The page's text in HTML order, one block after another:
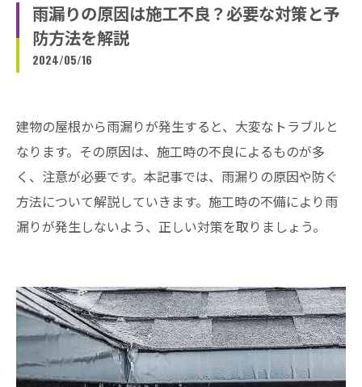
雨漏りの原因は施工不良？必要な対策と予
防方法を解説
2024/05/16
建物の屋根から雨漏りが発生すると、大変なトラブルと
なります。その原因は、施工時の不良によるものが多
く、注意が必要です。本記事では、雨漏りの原因や防ぐ
方法について解説していきます。施工時の不備により雨
漏りが発生しないよう、正しい対策を取りましょう。